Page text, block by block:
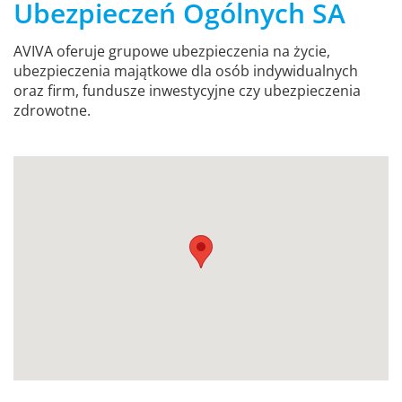
Ubezpieczeń Ogólnych SA
AVIVA oferuje grupowe ubezpieczenia na życie,
ubezpieczenia majątkowe dla osób indywidualnych
oraz firm, fundusze inwestycyjne czy ubezpieczenia
zdrowotne.